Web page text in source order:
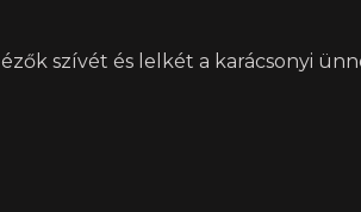
szívét és lelkét a karácsonyi